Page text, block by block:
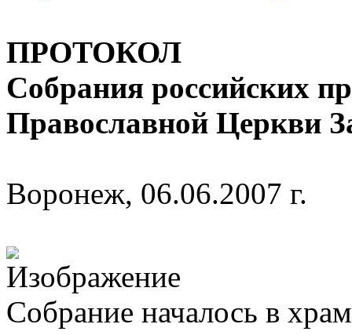
ПРОТОКОЛ
Собрания российских
Православной Церкви
Воронеж, 06.06.2007 г.
Собрание началось в